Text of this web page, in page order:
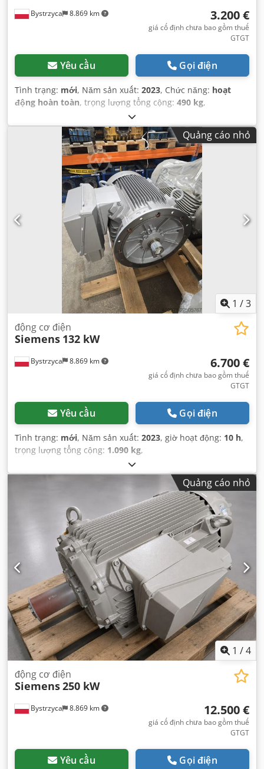
Bystrzyca 8.869 km 3.200 €
giá cố định chưa bao gồm thuế
GTGT
Yêu cầu Gọi điện
Tình trạng: mới, Năm sản xuất: 2023, Chức năng: hoạt
động hoàn toàn, trọng lượng tổng cộng: 490 kg,
Quảng cáo nhỏ
1 /3
Bystrzyca 8.869 km
động cơ điện
Siemens 132 kW
6.700 €
giá cố định chưa bao gồm thuế
GTGT
Yêu cầu Gọi điện
Tình trạng: mới, Năm sản xuất: 2023, giờ hoạt động: 10 h,
trọng lượng tổng cộng: 1.090 kg,
Quảng cáo nhỏ
1 /4
Bystrzyca 8.869 km
động cơ điện
Siemens250 kW
12.500 €
giá cố định chưa bao gồm thuế
GTGT
Yêu cầu Gọi điện